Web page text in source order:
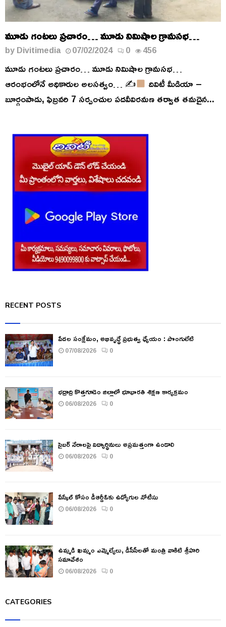
మూడు గంటలు ప్రచారం… మూడు నిమిషాల గ్రామసభ…
byDivitimedia 07/02/2024 0 456
మూడు గంటలు ప్రచారం… మూడు నిమిషాల గ్రామసభ…
ఆరంభంలోనే అధికారుల అలసత్వం… ✍
దివిటీ మీడియా –
బూర్గంపాడు, ఫిబ్రవరి 7 సర్పంచుల పదవీవిరమణ తర్వాత తమదైన...
RECENT POSTS
పేదల సంక్షేమం, అభివృద్ధే ప్రభుత్వ ధ్యేయం : పొంగులేటి
07/08/2026 0
భద్రాద్రి కొత్తగూడెం జిల్లాలో భూభారతి శిక్షణ కార్యక్రమం
06/08/2026 0
సైబర్ నేరాలపై విద్యార్థినులు అప్రమత్తంగా ఉండాలి
06/08/2026 0
పేస్కేల్ కోసం డీఆర్డీఓకు ఉద్యోగుల నోటీసు
06/08/2026 0
ఉమ్మడి ఖమ్మం ఎమ్మెల్యేలు, డీసీసీలతో మంత్రి వాకిటి శ్రీహరి
సమావేశం
06/08/2026 0
CATEGORIES